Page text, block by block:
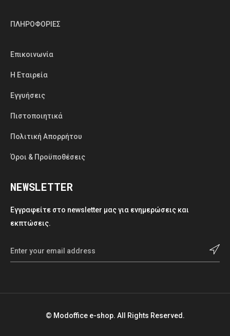
ΠΛΗΡΟΦΟΡΙΕΣ
Επικοινωνία
Η Εταιρεία
Εγγυήσεις
Πιστοποιητικά
Πολιτική Απορρήτου
Όροι & Προϋποθέσεις
NEWSLETTER
Εγγραφείτε στο newsletter μας για ενημερώσεις και
εκπτώσεις.
© Modoffice e-shop. All Rights Reserved.